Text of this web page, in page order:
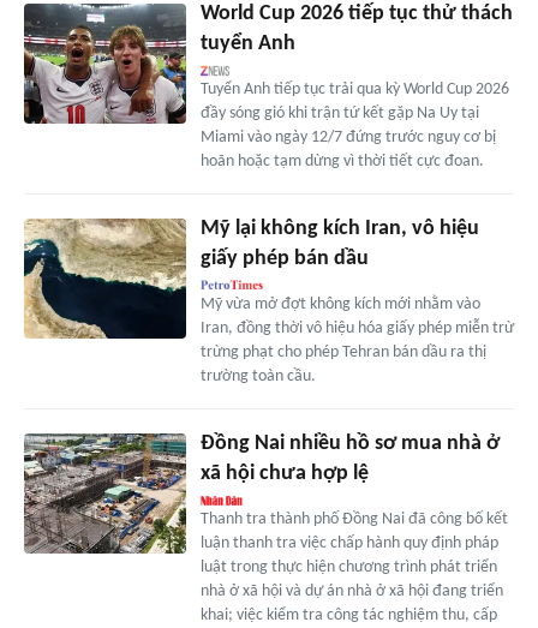
World Cup 2026 tiếp tục thử thách
tuyển Anh
Tuyển Anh tiếp tục trải qua kỳ World Cup 2026
đầy sóng gió khi trận tứ kết gặp Na Uy tại
Miami vào ngày 12/7 đứng trước nguy cơ bị
hoãn hoặc tạm dừng vì thời tiết cực đoan.
Mỹ lại không kích Iran, vô hiệu
giấy phép bán dầu
Mỹ vừa mở đợt không kích mới nhằm vào
Iran, đồng thời vô hiệu hóa giấy phép miễn trừ
trừng phạt cho phép Tehran bán dầu ra thị
trường toàn cầu.
Đồng Nai nhiều hồ sơ mua nhà ở
xã hội chưa hợp lệ
Thanh tra thành phố Đồng Nai đã công bố kết
luận thanh tra việc chấp hành quy định pháp
luật trong thực hiện chương trình phát triển
nhà ở xã hội và dự án nhà ở xã hội đang triển
khai; việc kiểm tra công tác nghiệm thu, cấp